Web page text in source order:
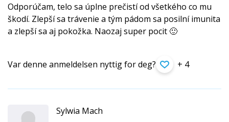
Odporúčam, telo sa úplne prečistí od všetkého co mu
škodí. Zlepší sa trávenie a tým pádom sa posilní imunita
a zlepší sa aj pokožka. Naozaj super pocit 🙂
Var denne anmeldelsen nyttig for deg? + 4
Sylwia Mach